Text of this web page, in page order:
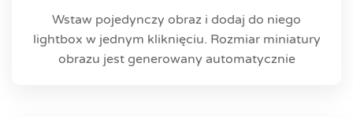
Wstaw pojedynczy obraz i dodaj do niego
lightbox w jednym kliknięciu. Rozmiar miniatury
obrazu jest generowany automatycznie